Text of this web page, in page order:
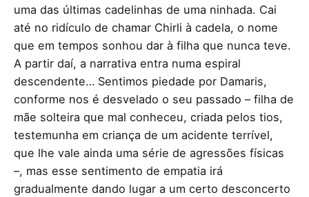
uma das últimas cadelinhas de uma ninhada. Cai
até no ridículo de chamar Chirli à cadela, o nome
que em tempos sonhou dar à filha que nunca teve.
A partir daí, a narrativa entra numa espiral
descendente… Sentimos piedade por Damaris,
conforme nos é desvelado o seu passado – filha de
mãe solteira que mal conheceu, criada pelos tios,
testemunha em criança de um acidente terrível,
que lhe vale ainda uma série de agressões físicas
–, mas esse sentimento de empatia irá
gradualmente dando lugar a um certo desconcerto